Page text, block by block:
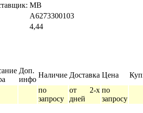
MB
A6273300103
4,44
Доп.
инфо
Наличие Доставка Цена
по
запросу
от 2-х
дней
по
запросу